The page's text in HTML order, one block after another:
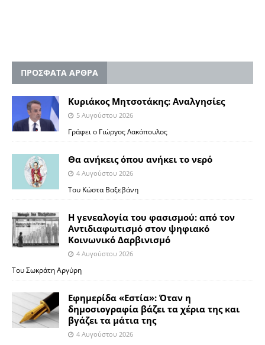
ΠΡΟΣΦΑΤΑ ΑΡΘΡΑ
Κυριάκος Μητσοτάκης: Αναλγησίες
5 Αυγούστου 2026
Γράφει ο Γιώργος Λακόπουλος
Θα ανήκεις όπου ανήκει το νερό
4 Αυγούστου 2026
Του Κώστα Βαξεβάνη
Η γενεαλογία του φασισμού: από τον
Αντιδιαφωτισμό στον ψηφιακό
Κοινωνικό Δαρβινισμό
4 Αυγούστου 2026
Του Σωκράτη Αργύρη
Εφημερίδα «Εστία»: Όταν η
δημοσιογραφία βάζει τα χέρια της και
βγάζει τα μάτια της
4 Αυγούστου 2026